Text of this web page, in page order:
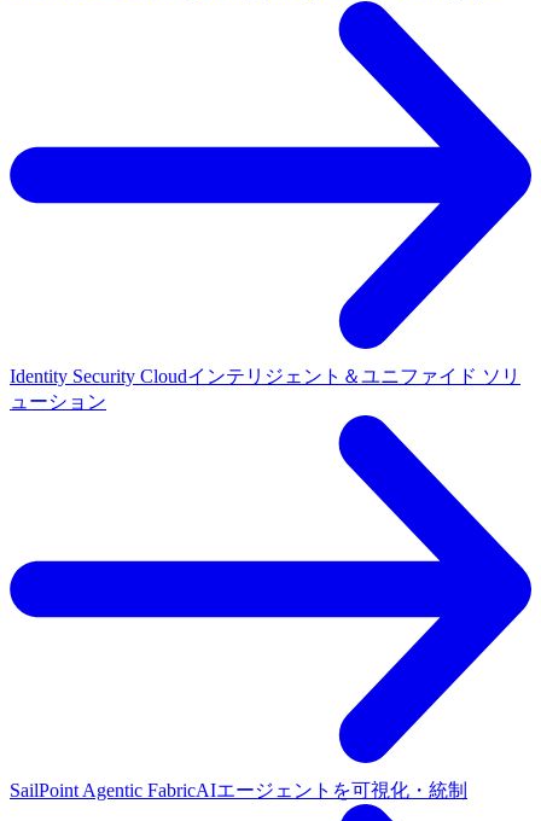
Identity Security Cloudインテリジェント＆ユニファイド ソリ
ューション
SailPoint Agentic FabricAIエージェントを可視化・統制